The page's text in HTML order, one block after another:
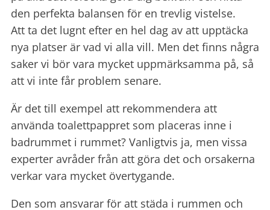
den perfekta balansen för en trevlig vistelse.
Att ta det lugnt efter en hel dag av att upptäcka
nya platser är vad vi alla vill. Men det finns några
saker vi bör vara mycket uppmärksamma på, så
att vi inte får problem senare.
Är det till exempel att rekommendera att
använda toalettpappret som placeras inne i
badrummet i rummet? Vanligtvis ja, men vissa
experter avråder från att göra det och orsakerna
verkar vara mycket övertygande.
Den som ansvarar för att städa i rummen och